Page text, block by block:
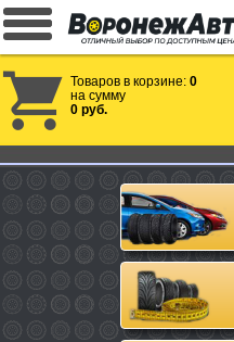
Товаров в корзине: 0
на сумму
0 руб.